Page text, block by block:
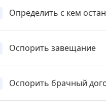
Определить с кем
Оспорить завещание
Оспорить брачный